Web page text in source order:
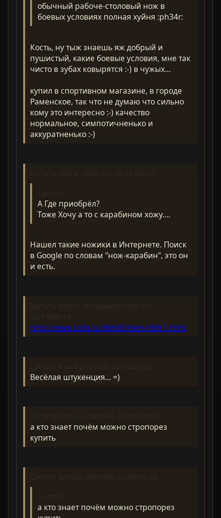
обычный рабоче-столовый нож в
боевых условиях полная хуйня :ph34r:
Кость, ну тыж знаешь яж добрый и
пушистый, какие боевые условия, мне так
чисто в зубах ковырятся :-) в чужых...
купил в спортивном магазине, в городе
Раменское, так что не думаю что сильно
кому это интересно :-) качество
нормальное, симпотичненько и
аккуратненько :-)
А Где приобрёл?
Тоже Хочу а то с карабином хожу....
Нашел такие ножики в Интернете. Поиск
в Google по словам "нож-карабин", это он
и есть.
http://www.sollo.ru/48500/item48051.html
Весёлая штукенция... =)
а кто знает почём можно стропорез
купить
а кто знает почём можно стропорез